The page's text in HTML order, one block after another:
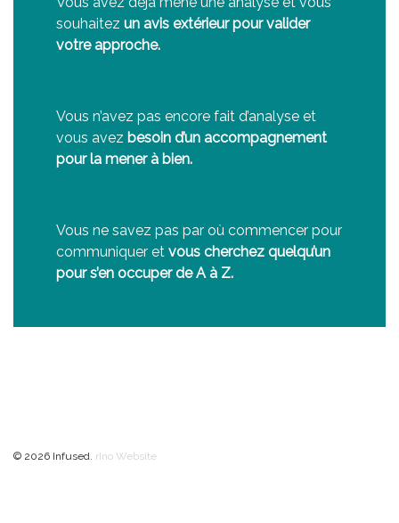
souhaitez un avis extérieur pour valider
votre approche.
Vous n’avez pas encore fait d’analyse et
vous avez besoin d’un accompagnement
pour la mener à bien.
Vous ne savez pas par où commencer pour
communiquer et vous cherchez quelqu’un
pour s’en occuper de A à Z.
© 2026 Infused. rIno Website